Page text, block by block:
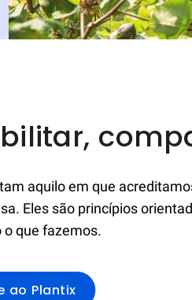
aquilo em que
Eles são princípios
que fazemos.
ao Plantix